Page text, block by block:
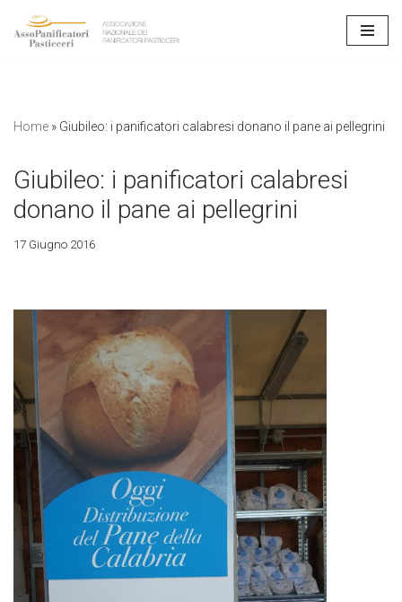
Vai
Home » Giubileo: i panificatori calabresi donano il pane ai pellegrini
Giubileo: i panificatori calabresi
donano il pane ai pellegrini
17 Giugno 2016